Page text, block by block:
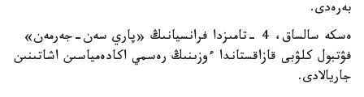
بەرەدى.
ەسكە سالساق، 4 -تامىزدا فرانسيانىڭ «پاري سەن-جەرمەن»
فۋتبول كلۋبى قازاقستاندا ءوزىنىڭ رەسمي اكادەمياسىن اشاتىنىن
جاريالادى.